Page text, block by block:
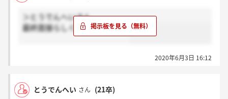
＞とうでんへいさん
最終面接らしくない面接でした
2020年6月3日 16:12
とうでんへい さん (21卒)